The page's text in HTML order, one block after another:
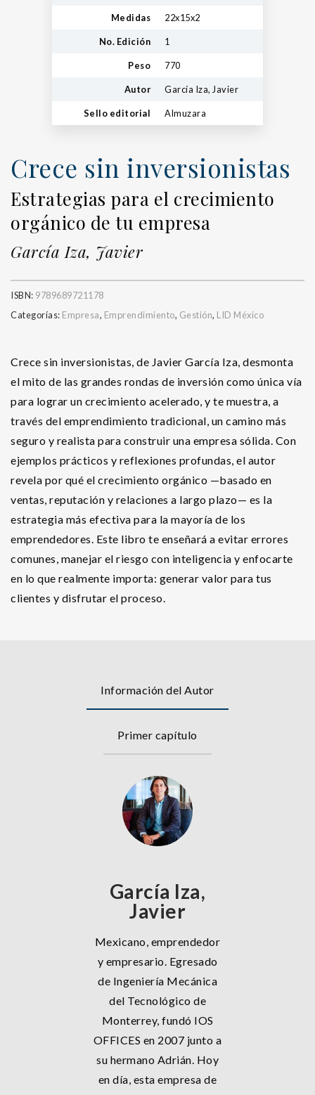
Medidas 22x15x2
No. Edición 1
Peso 770
Autor García Iza, Javier
Sello editorial Almuzara
Crece sin inversionistas
Estrategias para el crecimiento
orgánico de tu empresa
García Iza, Javier
ISBN: 9789689721178
Categorías: Empresa, Emprendimiento, Gestión, LID México
Crece sin inversionistas, de Javier García Iza, desmonta
el mito de las grandes rondas de inversión como única vía
para lograr un crecimiento acelerado, y te muestra, a
través del emprendimiento tradicional, un camino más
seguro y realista para construir una empresa sólida. Con
ejemplos prácticos y reflexiones profundas, el autor
revela por qué el crecimiento orgánico —basado en
ventas, reputación y relaciones a largo plazo— es la
estrategia más efectiva para la mayoría de los
emprendedores. Este libro te enseñará a evitar errores
comunes, manejar el riesgo con inteligencia y enfocarte
en lo que realmente importa: generar valor para tus
clientes y disfrutar el proceso.
Información del Autor
Primer capítulo
García Iza,
Javier
Mexicano, emprendedor
y empresario. Egresado
de Ingeniería Mecánica
del Tecnológico de
Monterrey, fundó IOS
OFFICES en 2007 junto a
su hermano Adrián. Hoy
en día, esta empresa de